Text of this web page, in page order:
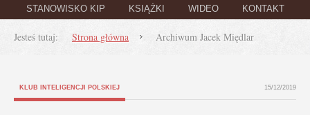
STANOWISKO KIP KSIĄŻKI WIDEO KONTAKT
Jesteś tutaj: Strona główna Archiwum Jacek Międlar
KLUB INTELIGENCJI POLSKIEJ 15/12/2019